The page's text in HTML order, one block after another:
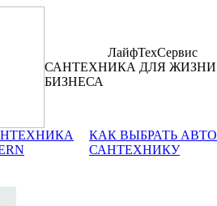
ЛайфТехСервис
САНТЕХНИКА ДЛЯ
БИЗНЕСА
КАК ВЫБРАТЬ
САНТЕХНИКУ